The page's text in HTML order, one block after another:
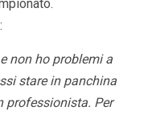
non ho problemi a
stare in panchina
professionista. Per